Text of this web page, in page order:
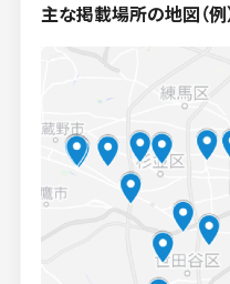
主な掲載場所の地図（例